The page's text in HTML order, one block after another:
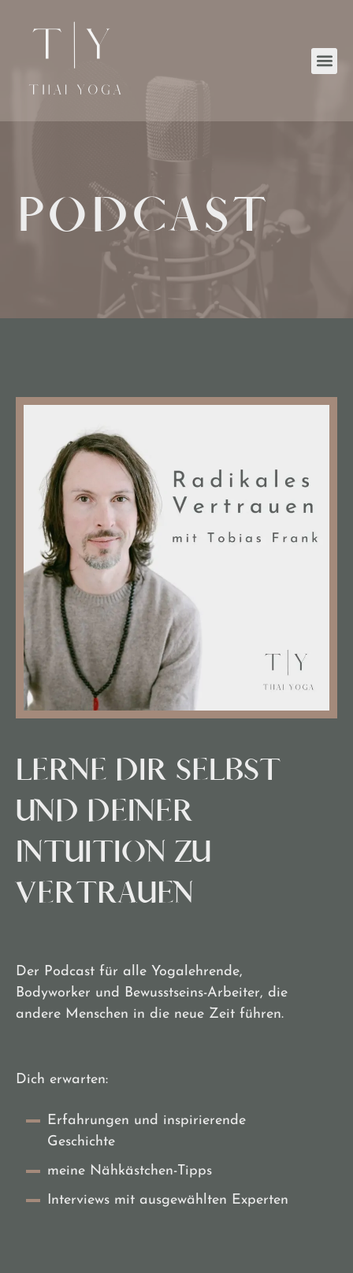
PODCAST
LERNE DIR SELBST
UND DEINER
INTUITION ZU
VERTRAUEN
Der Podcast für alle Yogalehrende,
Bodyworker und Bewusstseins-Arbeiter, die
andere Menschen in die neue Zeit führen.
Dich erwarten:
Erfahrungen und inspirierende
Geschichte
meine Nähkästchen-Tipps
Interviews mit ausgewählten Experten